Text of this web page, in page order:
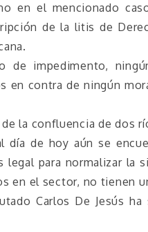
en el mencionado
de la litis de
de impedimento,
en contra de ningún
la confluencia de dos
de hoy aún se
para normalizar la
en el sector, no tienen
Carlos De Jesús